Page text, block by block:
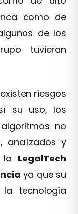
como de
de los
tuvieran
riesgos
su uso, los
no
analizados y
la LegalTech
ya que su
tecnología